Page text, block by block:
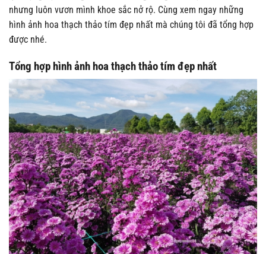
nhưng luôn vươn mình khoe sắc nở rộ. Cùng xem ngay những
hình ảnh hoa thạch thảo tím đẹp nhất mà chúng tôi đã tổng hợp
được nhé.
Tổng hợp hình ảnh hoa thạch thảo tím đẹp nhất